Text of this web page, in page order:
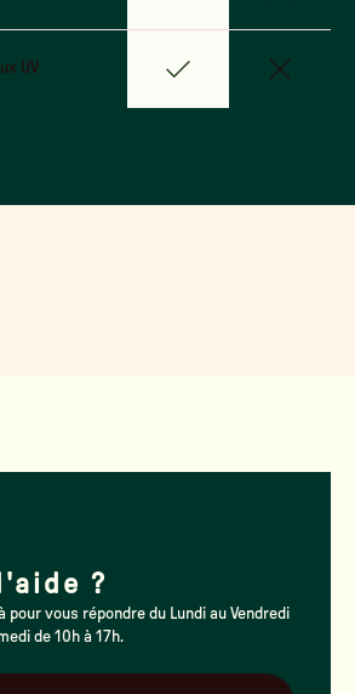
UV
?
pour vous répondre du Lundi au Vendredi
de 10h à 17h.